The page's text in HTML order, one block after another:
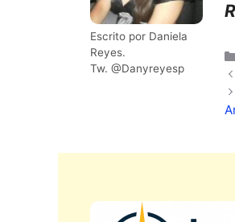
Escrito por Daniela
Reyes.
Tw. @Danyreyesp